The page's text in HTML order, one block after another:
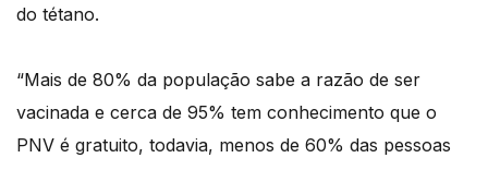
do tétano.
“Mais de 80% da população sabe a razão de ser
vacinada e cerca de 95% tem conhecimento que o
PNV é gratuito, todavia, menos de 60% das pessoas